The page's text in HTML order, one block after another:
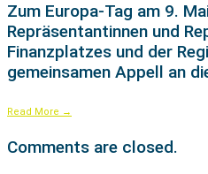
Zum Europa-Tag am 9.
Repräsentantinnen und
Finanzplatzes und der
gemeinsamen Appell an
Read More →
Comments are closed.